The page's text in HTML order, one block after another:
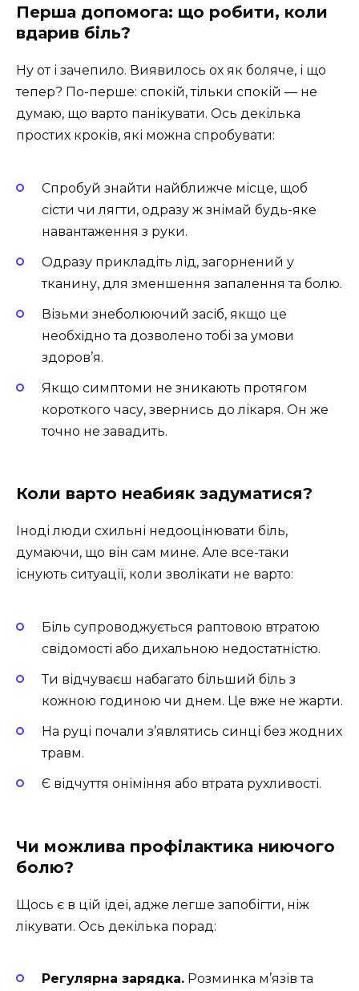
Перша допомога: що робити, коли
вдарив біль?
Ну от і зачепило. Виявилось ох як боляче, і що
тепер? По-перше: спокій, тільки спокій — не
думаю, що варто панікувати. Ось декілька
простих кроків, які можна спробувати:
Спробуй знайти найближче місце, щоб
сісти чи лягти, одразу ж знімай будь-яке
навантаження з руки.
Одразу прикладіть лід, загорнений у
тканину, для зменшення запалення та болю.
Візьми знеболюючий засіб, якщо це
необхідно та дозволено тобі за умови
здоров’я.
Якщо симптоми не зникають протягом
короткого часу, звернись до лікаря. Он же
точно не завадить.
Коли варто неабияк задуматися?
Іноді люди схильні недооцінювати біль,
думаючи, що він сам мине. Але все-таки
існують ситуації, коли зволікати не варто:
Біль супроводжується раптовою втратою
свідомості або дихальною недостатністю.
Ти відчуваєш набагато більший біль з
кожною годиною чи днем. Це вже не жарти.
На руці почали з’являтись синці без жодних
травм.
Є відчуття оніміння або втрата рухливості.
Чи можлива профілактика ниючого
болю?
Щось є в цій ідеї, адже легше запобігти, ніж
лікувати. Ось декілька порад:
Регулярна зарядка. Розминка м’язів та